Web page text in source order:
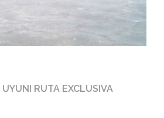
RUTA EXCLUSIVA